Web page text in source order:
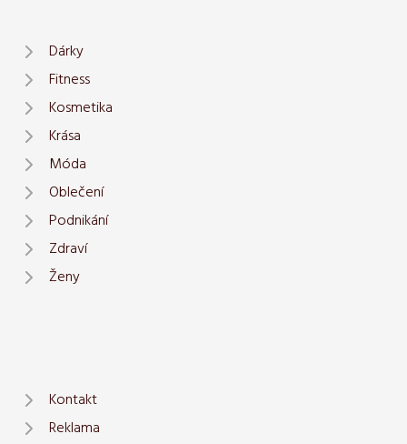
Dárky
Fitness
Kosmetika
Krása
Móda
Oblečení
Podnikání
Zdraví
Ženy
Kontakt
Reklama